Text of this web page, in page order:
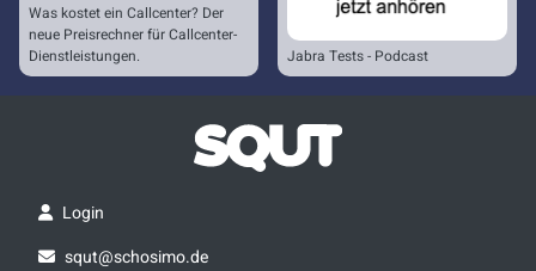
Was kostet ein Callcenter? Der
neue Preisrechner für Callcenter-
Dienstleistungen.
Jabra Tests - Podcast
Login
squt@schosimo.de